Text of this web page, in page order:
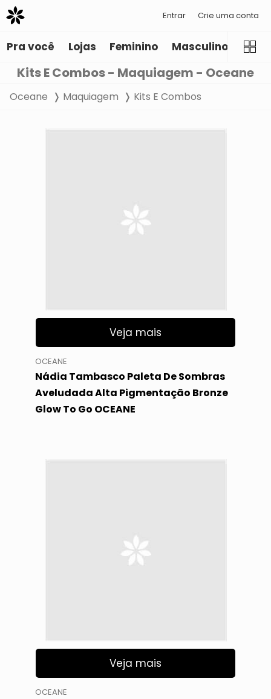
Entrar Crie uma conta
Pra você Lojas Feminino Masculino
Kits E Combos - Maquiagem - Oceane
Oceane Maquiagem Kits E Combos
Veja mais
OCEANE
Nádia Tambasco Paleta De Sombras
Aveludada Alta Pigmentação Bronze
Glow To Go OCEANE
Veja mais
OCEANE